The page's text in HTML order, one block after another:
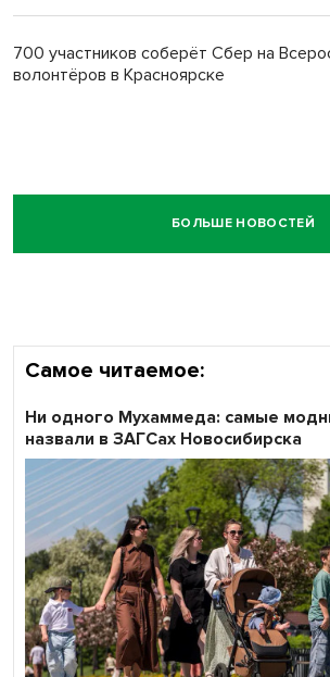
700 участников соберёт Сбер на
волонтёров в Красноярске
БОЛЬШЕ НОВОСТЕЙ
Самое читаемое:
Ни одного Мухаммеда: самые
назвали в ЗАГСах Новосибирска